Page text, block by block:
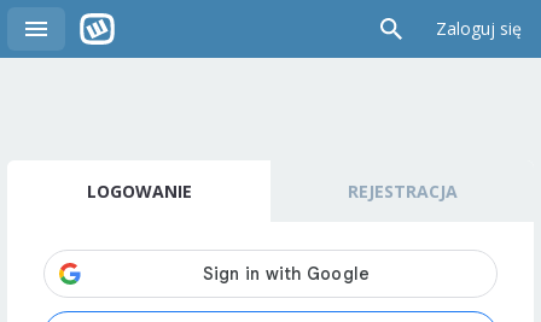
Zaloguj się
LOGOWANIE REJESTRACJA